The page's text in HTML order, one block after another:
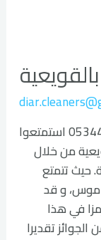
شركة مكافحة ناموس بالقويعية 0534477901 استمتعوا
من خلال
حيث تتمتع
و قد
في هذا
تقديرا